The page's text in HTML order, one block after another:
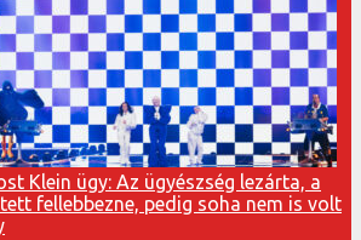
Klein ügy: Az ügyészség lezárta, a
fellebbezne, pedig soha nem is volt